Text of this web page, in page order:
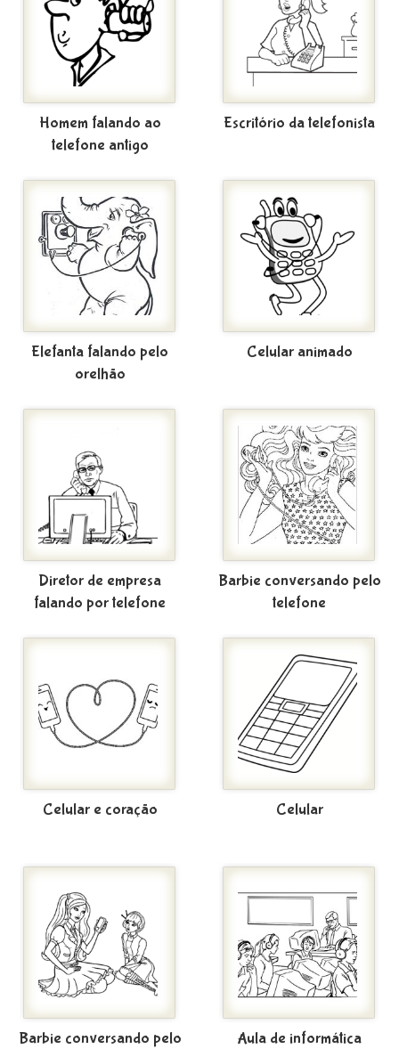
Homem falando ao
telefone antigo
Escritório da telefonista
Elefanta falando pelo
orelhão
Celular animado
Diretor de empresa
falando por telefone
Barbie conversando pelo
telefone
Celular e coração Celular
Barbie conversando pelo
Aula de informática